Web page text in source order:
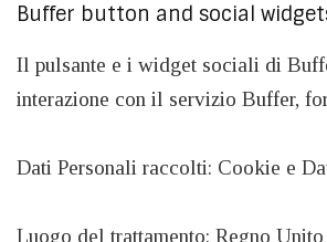
Buffer button and social
Il pulsante e i widget sociali di
interazione con il servizio Buffer,
Dati Personali raccolti: Cookie e
Luogo del trattamento: Regno